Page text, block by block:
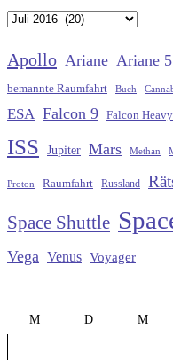
Archiv
Apollo Ariane Ariane 5
bemannte Raumfahrt Buch
ESA Falcon 9 Falcon Heavy
ISS Jupiter Mars Methan
Proton Raumfahrt Russland
Space Shuttle
Vega Venus Voyager
M
D M